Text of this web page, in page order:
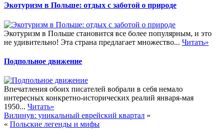
Экотуризм в Польше: отдых с заботой о природе
Экотуризм в Польше становится все более популярным, и это
не удивительно! Эта страна предлагает множество... Читать»
Подпольное движение
Впечатления обоих писателей вобрали в себя немало
интересных конкретно-исторических реалий января-мая
1950... Читать»
Вилинув: уникальный еврейский квартал »
« Польские легенды и мифы